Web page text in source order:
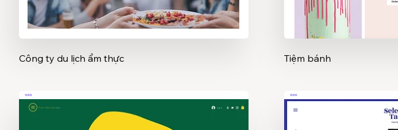
Công ty du lịch ẩm thực Tiệm bánh